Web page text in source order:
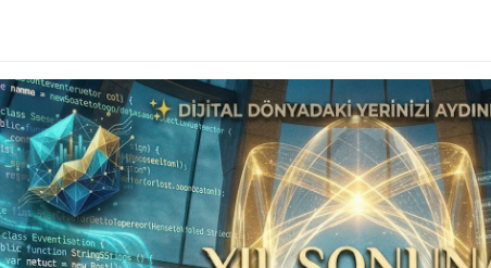
çekmiş durumda. Bu
ardından Çin’de önemli bir
geldi. Bu kapsamda
tüm yapay zekâ içeriklerini
duyurdu.
DeepSeek, yeni düzenlemelerİlan Scriptikapsamında platformda